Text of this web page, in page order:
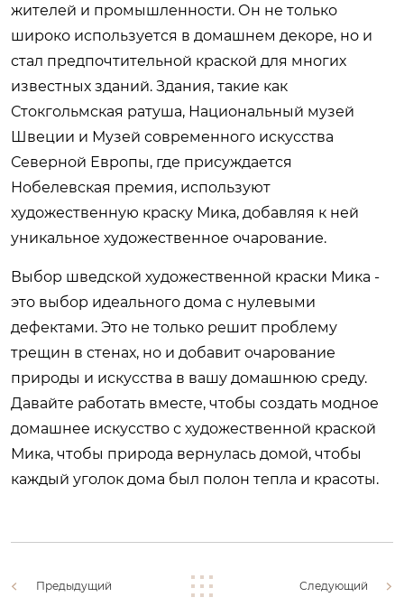
жителей и промышленности. Он не только
широко используется в домашнем декоре, но и
стал предпочтительной краской для многих
известных зданий. Здания, такие как
Стокгольмская ратуша, Национальный музей
Швеции и Музей современного искусства
Северной Европы, где присуждается
Нобелевская премия, используют
художественную краску Мика, добавляя к ней
уникальное художественное очарование.
Выбор шведской художественной краски Мика -
это выбор идеального дома с нулевыми
дефектами. Это не только решит проблему
трещин в стенах, но и добавит очарование
природы и искусства в вашу домашнюю среду.
Давайте работать вместе, чтобы создать модное
домашнее искусство с художественной краской
Мика, чтобы природа вернулась домой, чтобы
каждый уголок дома был полон тепла и красоты.
Предыдущий Следующий